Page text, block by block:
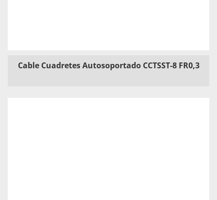
Cable Cuadretes Autosoportado CCTSST-8 FR0,3